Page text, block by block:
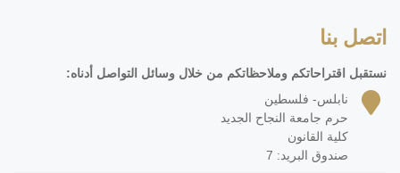
اتصل بنا
نستقبل اقتراحاتكم وملاحظاتكم من خلال وسائل التواصل أدناه:
نابلس- فلسطين
حرم جامعة النجاح الجديد
كلية القانون
صندوق البريد: 7